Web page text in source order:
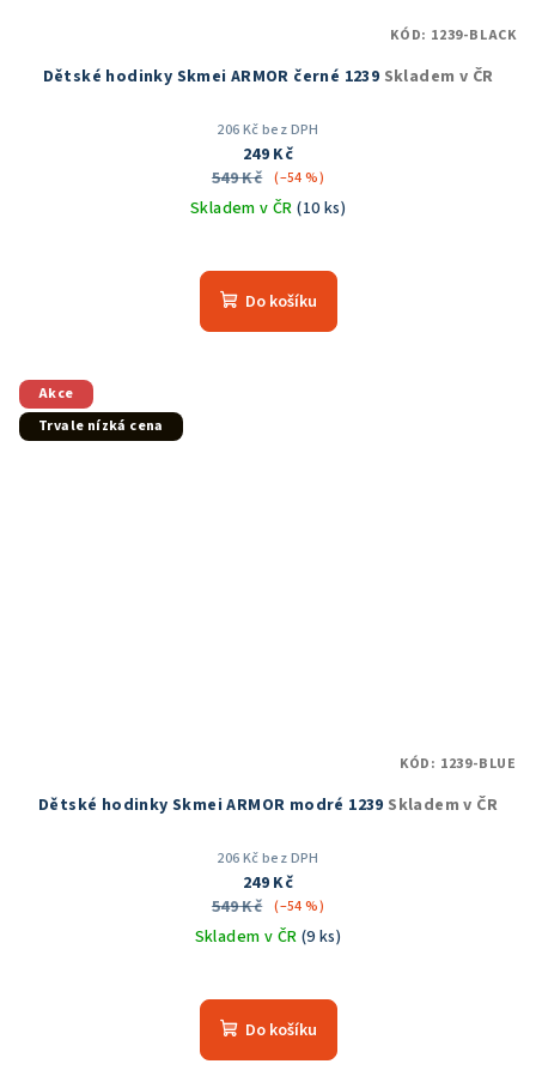
Dětské hodinky Skmei ARMOR černé 1239 Skladem v ČR
206 Kč bez DPH
249 Kč
549 Kč (–54 %)
Skladem v ČR(10 ks)
hodnocení
produktu
Do košíku
KÓD: 1239-BLACK
Akce
Trvale nízká cena
Dětské hodinky Skmei ARMOR modré 1239 Skladem v ČR
206 Kč bez DPH
249 Kč
549 Kč (–54 %)
Skladem v ČR (9 ks)
hodnocení
produktu
Do košíku
KÓD: 1239-BLUE